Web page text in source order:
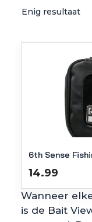
Enig resultaat
6th Sense
14.99
Wanneer
is de Bait